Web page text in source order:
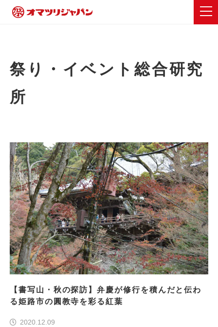
祭り・イベント総合研究
所
【書写山・秋の探訪】弁慶が修行を積んだと伝わ
る姫路市の圓教寺を彩る紅葉
2020.12.09